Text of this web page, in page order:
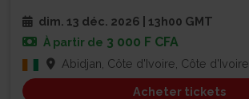
dim. 13 déc. 2026 | 13h00 GMT
À partir de 3 000 F CFA
Abidjan, Côte d'Ivoire, Côte d'Ivoire
Acheter tickets